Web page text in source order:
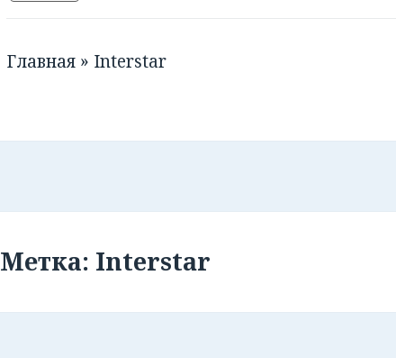
Главная » Interstar
Метка: Interstar